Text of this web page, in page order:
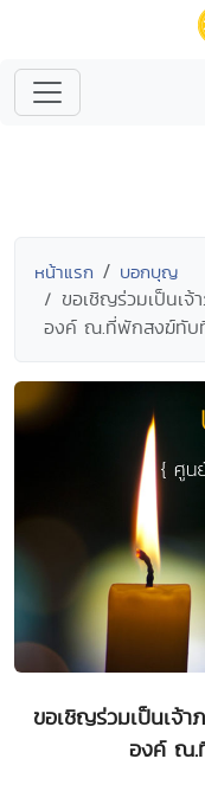
หน้าแรก บอกบุญ
ขอเชิญร่วมเป็นเจ้
องค์ ณ.ที่พักสงฆ์ทับ
ขอเชิญร่วมเป็นเจ้
องค์ ณ.